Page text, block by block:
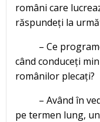
români care
răspundeți la
– Ce programe
când conduceți
românilor plecați?
– Având în
pe termen lung,